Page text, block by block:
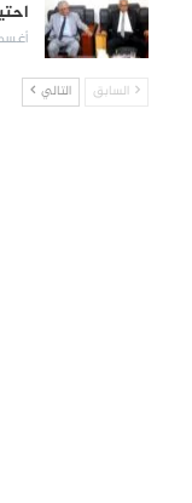
أغسطس
السابق التالي